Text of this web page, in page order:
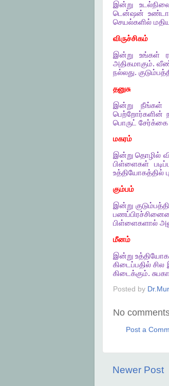
இன்று
டென்ஷன்
செயல்களில்
விருச்சிகம்
இன்று
உங்கள்
அதிகமாகும்.
நல்லது.
தனுசு
இன்று
நீங்கள்
பெற்றோர்களின்
பொருட் சேர்க்கை
மகரம்
இன்று தொழில்
பிள்ளைகள்
உத்தியோகத்தில்
கும்பம்
இன்று
பிள்ளைகளால்
மீனம்
இன்று
கிடைப்பதில் சில
கிடைக்கும்.
Posted by
No
Post a
Newer Post